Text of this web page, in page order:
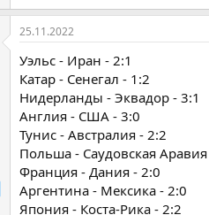
25.11.2022
Уэльс - Иран - 2:1
Катар - Сенегал - 1:2
Нидерланды - Эквадор - 3:1
Англия - США - 3:0
Тунис - Австралия - 2:2
Польша - Саудовская Аравия
Франция - Дания - 2:0
Аргентина - Мексика - 2:0
Япония - Коста-Рика - 2:2